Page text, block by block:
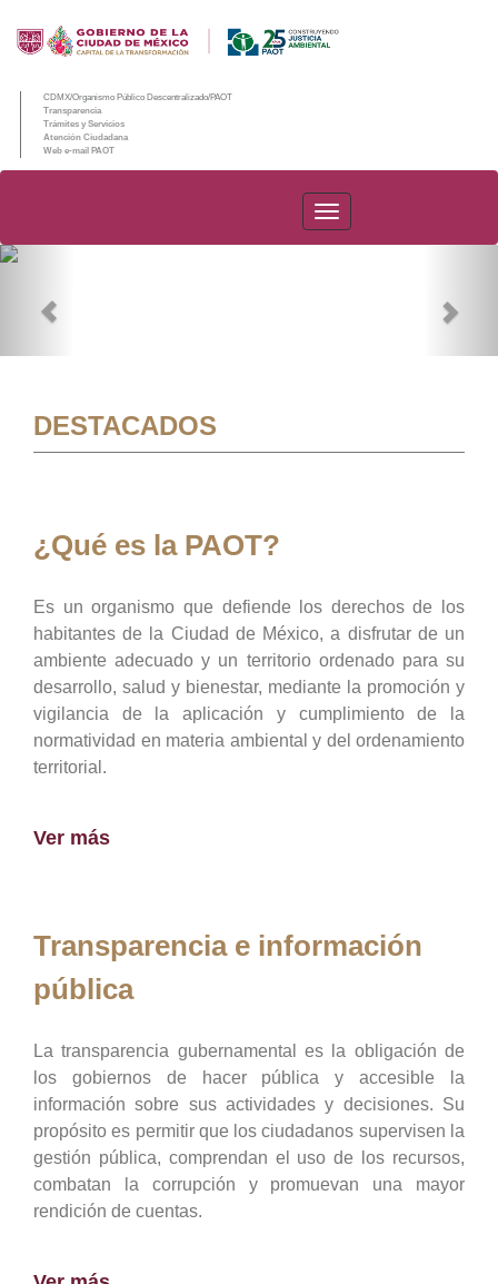
CDMX/Organismo Público Descentralizado/PAOT
Transparencia
Trámites y Servicios
Atención Ciudadana
Web e-mail PAOT
PAOT
DESTACADOS
¿Qué es la PAOT?
Es un organismo que defiende los derechos de los
habitantes de la Ciudad de México, a disfrutar de un
ambiente adecuado y un territorio ordenado para su
desarrollo, salud y bienestar, mediante la promoción y
vigilancia de la aplicación y cumplimiento de la
normatividad en materia ambiental y del ordenamiento
territorial.
Ver más
Transparencia e información
pública
La transparencia gubernamental es la obligación de
los gobiernos de hacer pública y accesible la
información sobre sus actividades y decisiones. Su
propósito es permitir que los ciudadanos supervisen la
gestión pública, comprendan el uso de los recursos,
combatan la corrupción y promuevan una mayor
rendición de cuentas.